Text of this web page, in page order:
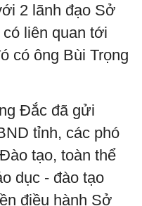
2 lãnh đạo Sở
liên quan tới
có ông Bùi Trọng
Đắc đã gửi
tỉnh, các phó
tạo, toàn thể
dục - đào tạo
điều hành Sở